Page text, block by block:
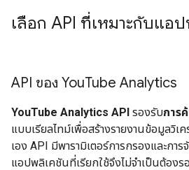
เลือก API ที่เหมาะกับแ
API ของ YouTube Analytics
YouTube Analytics API รองรับการ
แบบเรียลไทม์เพื่อสร้างรายงานข้อมูลวิเ
เอง API มีพารามิเตอร์การกรองและกา
แอปพลิเคชันที่เรียกใช้จึงไม่จำเป็นต้อง